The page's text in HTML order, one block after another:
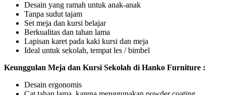
Desain yang ramah untuk anak-anak
Tanpa sudut tajam
Set meja dan kursi belajar
Berkualitas dan tahan lama
Lapisan karet pada kaki kursi dan meja
Ideal untuk sekolah, tempat les / bimbel
Keunggulan Meja dan Kursi Sekolah di Hanko Furniture :
Desain ergonomis